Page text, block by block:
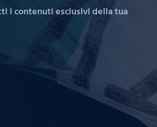
i contenuti esclusivi della tua